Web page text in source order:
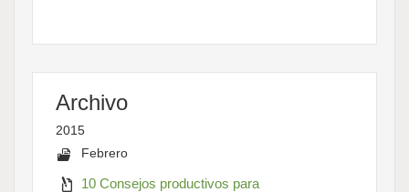
Archivo
2015
Febrero
10 Consejos productivos para